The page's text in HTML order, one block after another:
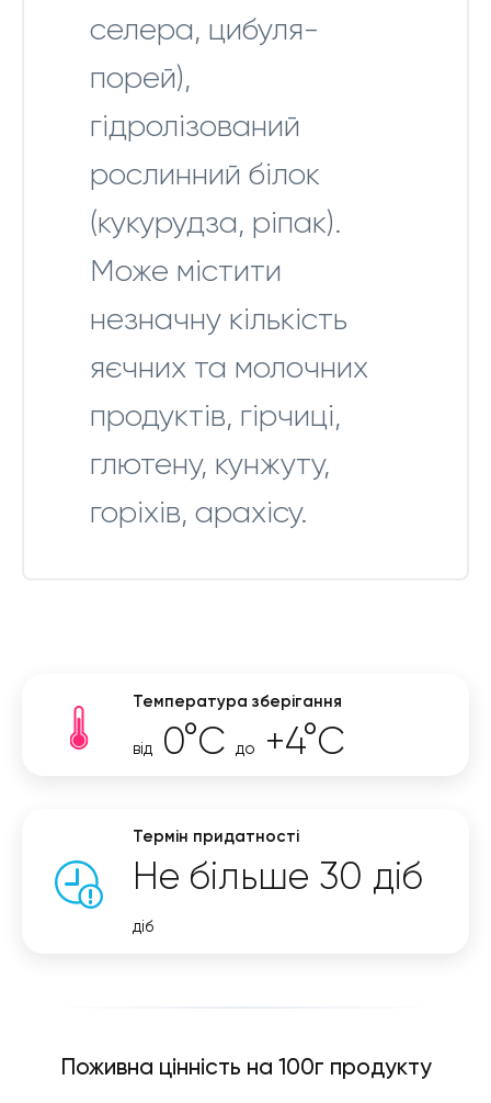
селера, цибуля-
порей),
гідролізований
рослинний білок
(кукурудза, ріпак).
Може містити
незначну кількість
яєчних та молочних
продуктів, гірчиці,
глютену, кунжуту,
горіхів, арахісу.
Температура зберігання
від 0°C до +4°C
Термін придатності
Не більше 30 діб
діб
Поживна цінність на 100г продукту